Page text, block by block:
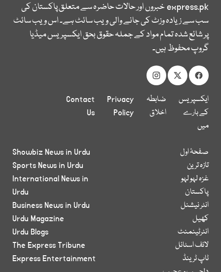
express.pkخبروں اور حالات حاضرہ سے متعلق پاکستان کی
سب سے زیادہ وزٹ کی جانے والی ویب سائٹ ہے۔ اس ویب سائٹ
پر شائع شدہ تمام مواد کے جملہ حقوق بحق ایکسپریس میڈیا
گروپ محفوظ ہیں۔
ایکسپریس
کے بارے
میں
ضابطہ
اخلاق
Privacy
Policy
Contact
Us
صفحۂ اول
تازہ ترین
غزہ لہو لہو
پاکستان
انٹر نیشنل
کھیل
انٹرٹینمنٹ
لائف اسٹائل
ٹاپ ٹرینڈ
Showbiz News in Urdu
Sports News in Urdu
International News in
Urdu
Business News in Urdu
Urdu Magazine
Urdu Blogs
The Express Tribune
Express Entertainment